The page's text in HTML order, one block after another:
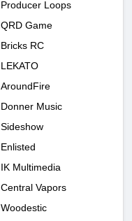
Producer Loops
QRD Game
Bricks RC
LEKATO
AroundFire
Donner Music
Sideshow
Enlisted
IK Multimedia
Central Vapors
Woodestic